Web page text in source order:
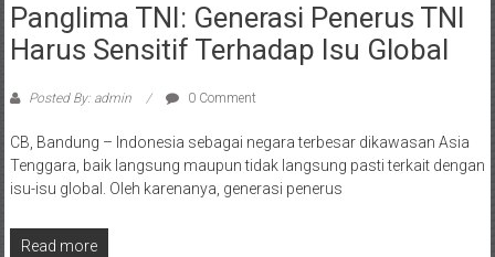
Panglima TNI: Generasi Penerus TNI
Harus Sensitif Terhadap Isu Global
Posted By: admin 0 Comment
CB, Bandung – Indonesia sebagai negara terbesar dikawasan Asia
Tenggara, baik langsung maupun tidak langsung pasti terkait dengan
isu-isu global. Oleh karenanya, generasi penerus
Read more